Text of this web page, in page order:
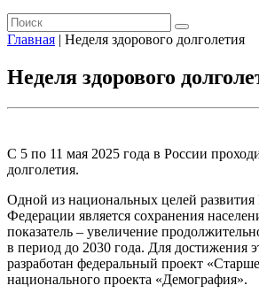
Главная | Неделя здорового долголетия
Неделя здорового
С 5 по 11 мая 2025 года в России
долголетия.
Одной из национальных целей развития
Федерации является сохранения
показатель – увеличение
в период до 2030 года. Для достижения
разработан федеральный проект
национального проекта «Демография».